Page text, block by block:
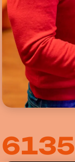
6135